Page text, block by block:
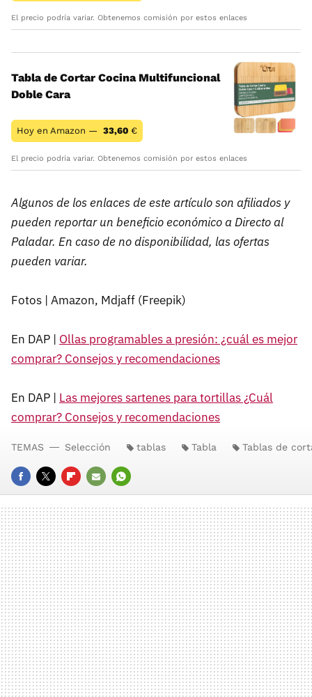
El precio podría variar. Obtenemos comisión por estos enlaces
Tabla de Cortar Cocina Multifuncional
Doble Cara
Hoy en Amazon — 33,60 €
El precio podría variar. Obtenemos comisión por estos enlaces
Algunos de los enlaces de este artículo son afiliados y
pueden reportar un beneficio económico a Directo al
Paladar. En caso de no disponibilidad, las ofertas
pueden variar.
Fotos | Amazon, Mdjaff (Freepik)
En DAP | Ollas programables a presión: ¿cuál es mejor
comprar? Consejos y recomendaciones
En DAP | Las mejores sartenes para tortillas ¿Cuál
comprar? Consejos y recomendaciones
FACEBOOK
TWITTERFLIPBOARD
E-
MAIL
WHATSAPP
TEMAS Selección tablas Tabla Tablas de